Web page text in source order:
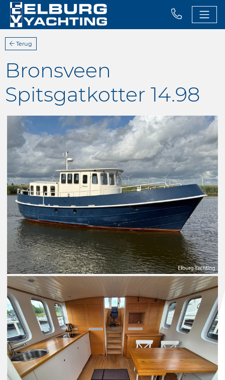
Terug
Bronsveen
Spitsgatkotter 14.98